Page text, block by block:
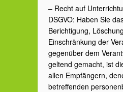
– Recht auf
DSGVO: Haben Sie
Berichtigung,
Einschränkung der
gegenüber dem
geltend gemacht, ist
allen Empfängern,
betreffenden